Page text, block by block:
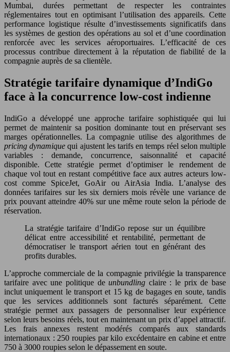
Mumbai, durées permettant de respecter les contraintes
réglementaires tout en optimisant l’utilisation des appareils. Cette
performance logistique résulte d’investissements significatifs dans
les systèmes de gestion des opérations au sol et d’une coordination
renforcée avec les services aéroportuaires. L’efficacité de ces
processus contribue directement à la réputation de fiabilité de la
compagnie auprès de sa clientèle.
Stratégie tarifaire dynamique d’IndiGo
face à la concurrence low-cost indienne
IndiGo a développé une approche tarifaire sophistiquée qui lui
permet de maintenir sa position dominante tout en préservant ses
marges opérationnelles. La compagnie utilise des algorithmes de
pricing dynamiquequi ajustent les tarifs en temps réel selon multiple
variables : demande, concurrence, saisonnalité et capacité
disponible. Cette stratégie permet d’optimiser le rendement de
chaque vol tout en restant compétitive face aux autres acteurs low-
cost comme SpiceJet, GoAir ou AirAsia India. L’analyse des
données tarifaires sur les six derniers mois révèle une variance de
prix pouvant atteindre 40% sur une même route selon la période de
réservation.
La stratégie tarifaire d’IndiGo repose sur un équilibre
délicat entre accessibilité et rentabilité, permettant de
démocratiser le transport aérien tout en générant des
profits durables.
L’approche commerciale de la compagnie privilégie la transparence
tarifaire avec une politique deunbundling claire : le prix de base
inclut uniquement le transport et 15 kg de bagages en soute, tandis
que les services additionnels sont facturés séparément. Cette
stratégie permet aux passagers de personnaliser leur expérience
selon leurs besoins réels, tout en maintenant un prix d’appel attractif.
Les frais annexes restent modérés comparés aux standards
internationaux : 250 roupies par kilo excédentaire en cabine et entre
750 à 3000 roupies selon le dépassement en soute.